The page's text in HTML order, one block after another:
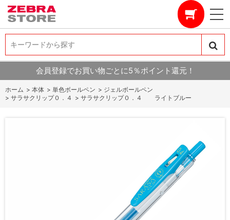
キーワードから探す
キーワードから探す
会員登録でお買い物ごとに5％ポイント還元！
ホーム > 本体 > 単色ボールペン > ジェルボールペン
> サラサクリップ０．４ > サラサクリップ０．４ ライトブルー